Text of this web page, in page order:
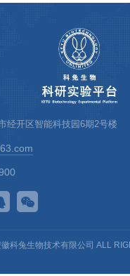
经开区智能科技园6期2号楼
科兔生物技术有限公司 ALL